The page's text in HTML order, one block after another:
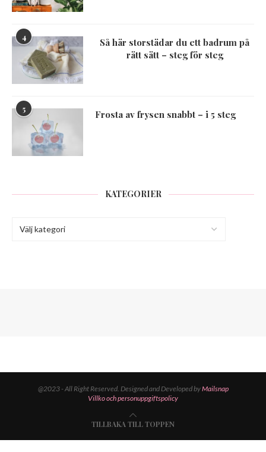
4
Så här storstädar du ett badrum på
rätt sätt – steg för steg
5 Frosta av frysen snabbt – i 5 steg
KATEGORIER
@2023 - All Right Reserved. Designed and Developed byMailsnap
Villko och personuppgiftspolicy
TILLBAKA TILL TOPPEN